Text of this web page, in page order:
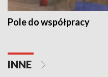
Pole do współpracy
INNE